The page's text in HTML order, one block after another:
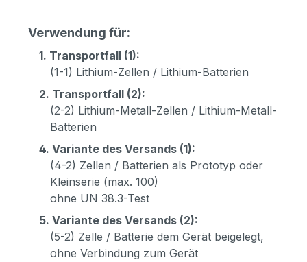
Verwendung für:
1. Transportfall (1):
(1-1) Lithium-Zellen / Lithium-Batterien
2. Transportfall (2):
(2-2) Lithium-Metall-Zellen / Lithium-Metall-
Batterien
4. Variante des Versands (1):
(4-2) Zellen / Batterien als Prototyp oder
Kleinserie (max. 100)
ohne UN 38.3-Test
5. Variante des Versands (2):
(5-2) Zelle / Batterie dem Gerät beigelegt,
ohne Verbindung zum Gerät